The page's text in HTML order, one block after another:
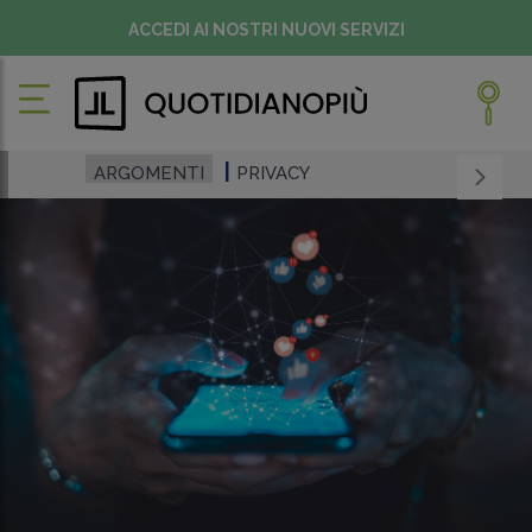
ACCEDI AI NOSTRI NUOVI SERVIZI
ARGOMENTI PRIVACY